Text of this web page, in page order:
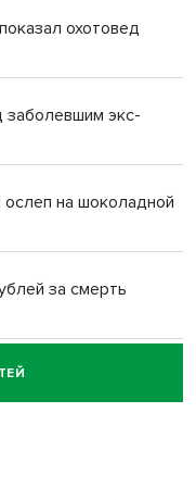
охотовед
заболевшим экс-
на шоколадной
за смерть
за смерть